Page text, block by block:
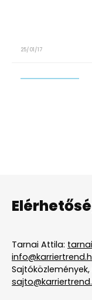
25/01/17
Tarnai Attila: